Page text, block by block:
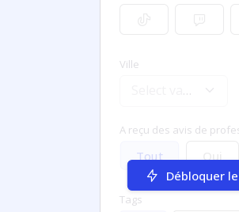
Débloquer
Ville
Select value
A reçu des avis de
Tout Oui
Tags